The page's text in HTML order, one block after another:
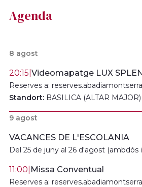
Agenda
8 agost
20:15 Videomapatge LUX
Reserves a:
Standort: BASILICA (ALTAR MAJOR)
9 agost
VACANCES DE L'ESCOLANIA
Del 25 de juny al 26 d'agost (ambdós
11:00 Missa Conventual
Reserves a: